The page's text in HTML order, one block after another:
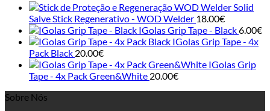
Solid
Salve Stick Regenerativo - WOD Welder 18.00€
IGolas Grip Tape - Black6.00€
IGolas Grip Tape - 4x
Pack Black 20.00€
IGolas Grip
Tape - 4x Pack Green&White 20.00€
Sobre Nós